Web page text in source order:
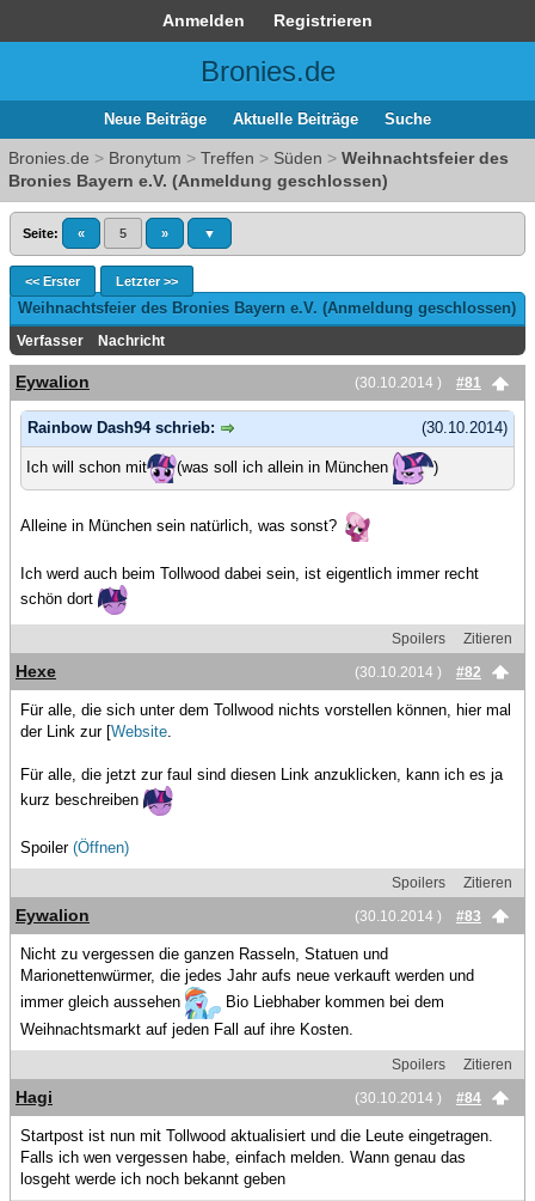
Anmelden Registrieren
Bronies.de
Neue Beiträge Aktuelle Beiträge Suche
Bronies.de > Bronytum > Treffen > Süden > Weihnachtsfeier des
Bronies Bayern e.V. (Anmeldung geschlossen)
Seite: « 5 » ▼
<< Erster Letzter >>
Weihnachtsfeier des Bronies Bayern e.V. (Anmeldung geschlossen)
Verfasser Nachricht
(30.10.2014 ) #81
Eywalion
(30.10.2014)
Rainbow Dash94 schrieb:
Ich will schon mit (was soll ich allein in München )
Alleine in München sein natürlich, was sonst?
Ich werd auch beim Tollwood dabei sein, ist eigentlich immer recht
schön dort
Spoilers
Zitieren
(30.10.2014 )
#82
Hexe
Für alle, die sich unter dem Tollwood nichts vorstellen können, hier mal
der Link zur [Website
Für alle, die jetzt zur faul sind diesen Link anzuklicken, kann ich es ja
kurz beschreiben
Spoiler (Öffnen)
Spoilers
Zitieren
(30.10.2014 )
#83
Eywalion
Nicht zu vergessen die ganzen Rasseln, Statuen und
Marionettenwürmer, die jedes Jahr aufs neue verkauft werden und
immer gleich aussehen
Bio Liebhaber kommen bei dem
Weihnachtsmarkt auf jeden Fall auf ihre Kosten.
Spoilers
Zitieren
(30.10.2014 )
#84
Hagi
Startpost ist nun mit Tollwood aktualisiert und die Leute eingetragen.
Falls ich wen vergessen habe, einfach melden. Wann genau das
losgeht werde ich noch bekannt geben